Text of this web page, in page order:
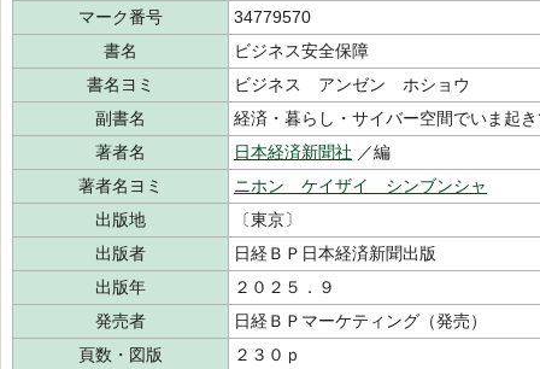
マーク番号
34779570
書名
ビジネス安全保障
書名ヨミ
ビジネス アンゼン ホショウ
副書名
経済・暮らし・サイバー空間でいま起
著者名
日本経済新聞社 ／編
著者名ヨミ
ニホン ケイザイ シンブンシャ
出版地
〔東京〕
出版者
日経ＢＰ日本経済新聞出版
出版年
２０２５．９
発売者
日経ＢＰマーケティング（発売）
頁数・図版
２３０ｐ